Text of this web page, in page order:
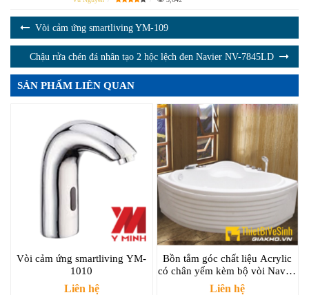
Vòi cảm ứng smartliving YM-109
Chậu rửa chén đá nhân tạo 2 hộc lệch đen Navier NV-7845LD
SẢN PHẨM LIÊN QUAN
Vòi cảm ứng smartliving YM-
1010
Liên hệ
Bồn tắm góc chất liệu Acrylic
có chân yếm kèm bộ vòi Navier
NV-1500AYV
Liên hệ